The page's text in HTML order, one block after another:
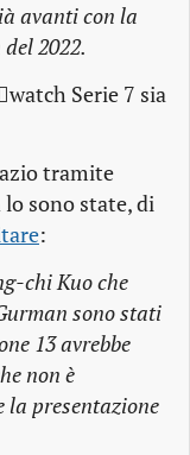
avanti con la
2022.
Serie 7 sia
tramite
lo sono state, di
:
chi Kuo che
sono stati
13 avrebbe
non è
la presentazione